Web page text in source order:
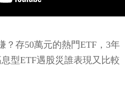
？存50萬元的熱門ETF，3年
型ETF遇股災誰表現又比較